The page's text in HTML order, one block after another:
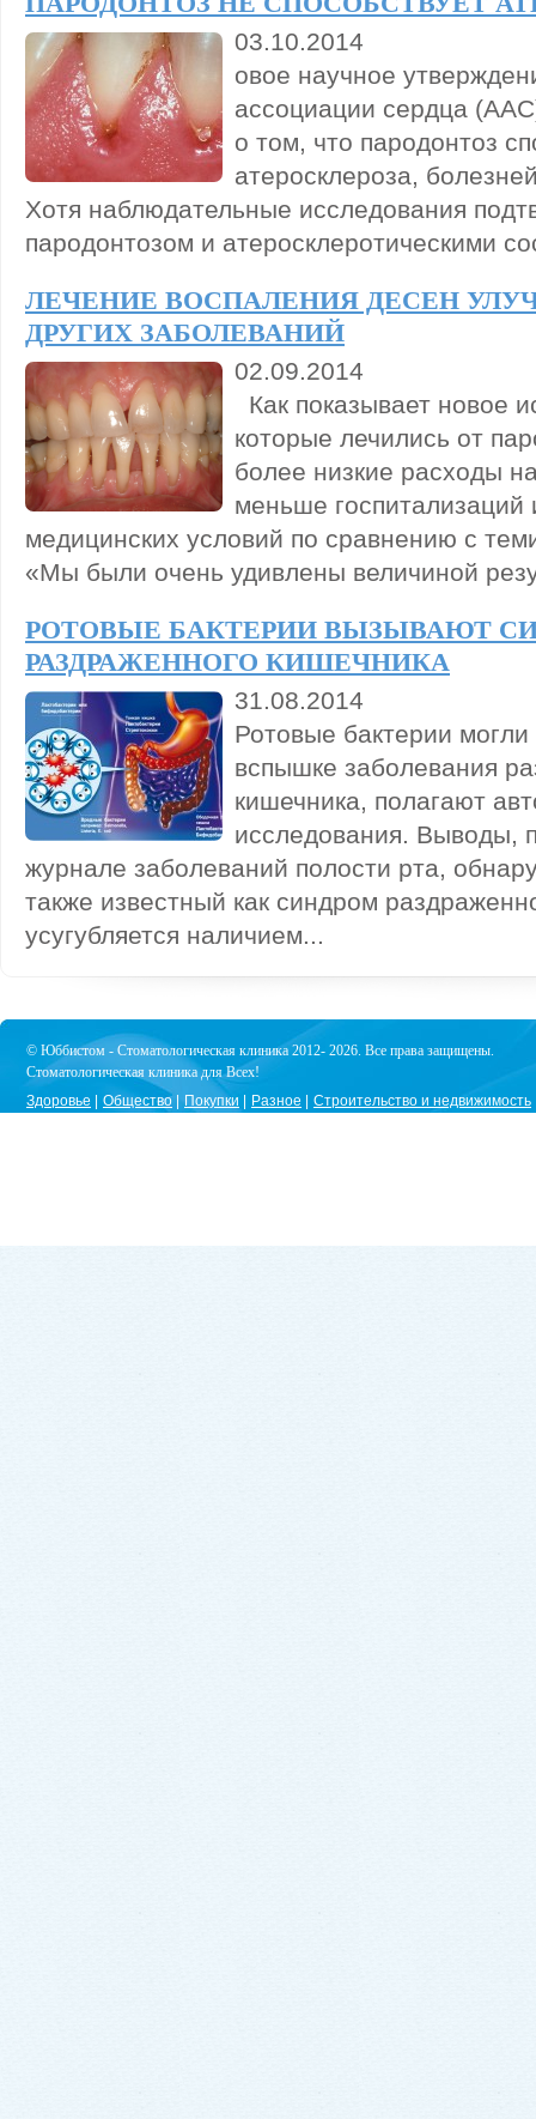
03.10.2014
овое научное
ассоциации сердца
о том, что пародонтоз
атеросклероза,
Хотя наблюдательные исследования
пародонтозом и атеросклеротическими
ЛЕЧЕНИЕ ВОСПАЛЕНИЯ ДЕСЕН
ДРУГИХ ЗАБОЛЕВАНИЙ
02.09.2014
Как показывает новое
которые лечились от
более низкие расходы
меньше госпитализаций
медицинских условий по сравнению с
«Мы были очень удивлены величиной
РОТОВЫЕ БАКТЕРИИ ВЫЗЫВАЮТ
РАЗДРАЖЕННОГО КИШЕЧНИКА
31.08.2014
Ротовые бактерии
вспышке заболевания
кишечника, полагают
исследования. Выводы,
журнале заболеваний полости рта,
также известный как синдром
усугубляется наличием...
© Юббистом - Стоматологическая клиника 2012- 2026. Все права защищены.
Стоматологическая клиника для Всех!
Здоровье
Общество Покупки Разное Строительство и недвижимость